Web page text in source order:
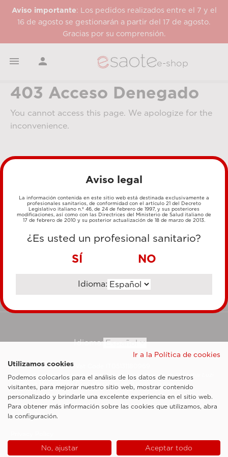
Aviso importante: Los pedidos realizados entre el 7 y el
16 de agosto se gestionarán a partir del 17 de agosto.
Gracias por su comprensión.
  e-shop
403 Acceso Denegado
You cannot access this page. We apologize for the
inconvenience.
MÉTODOS DE PAGO
TRANSFERENCIA BANCARIA
Idioma:
Esaote SpA ©2026 - Vat Code IT05131180969
Sociedad sujeta a la actividad de dirección y coordinación de Shanghai Luzi
Enterprise Management Consultancy Center (Limited Partnership)
Notas legales
Cookie Policy
Aviso legal
La información contenida en este sitio web está destinada exclusivamente a
profesionales sanitarios, de conformidad con el artículo 21 del Decreto
Legislativo italiano n.º 46, de 24 de febrero de 1997, y sus posteriores
modificaciones, así como con las Directrices del Ministerio de Salud italiano de
17 de febrero de 2010 y su posterior actualización de 18 de marzo de 2013.
¿Es usted un profesional sanitario?
SÍ NO
Idioma:
Ir a la Política de cookies
Utilizamos cookies
Podemos colocarlos para el análisis de los datos de nuestros
visitantes, para mejorar nuestro sitio web, mostrar contenido
personalizado y brindarle una excelente experiencia en el sitio web.
Para obtener más información sobre las cookies que utilizamos, abra
la configuración.
No, ajustar Aceptar todo